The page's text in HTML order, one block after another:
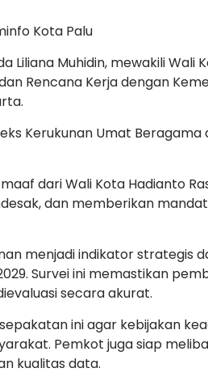
Kota Palu
Liliana Muhidin, mewakili Wali
Rencana Kerja dengan
Kerukunan Umat Beragama
dari Wali Kota Hadianto
dan memberikan mandat
menjadi indikator strategis
Survei ini memastikan
secara akurat.
ini agar kebijakan
Pemkot juga siap
kualitas data.